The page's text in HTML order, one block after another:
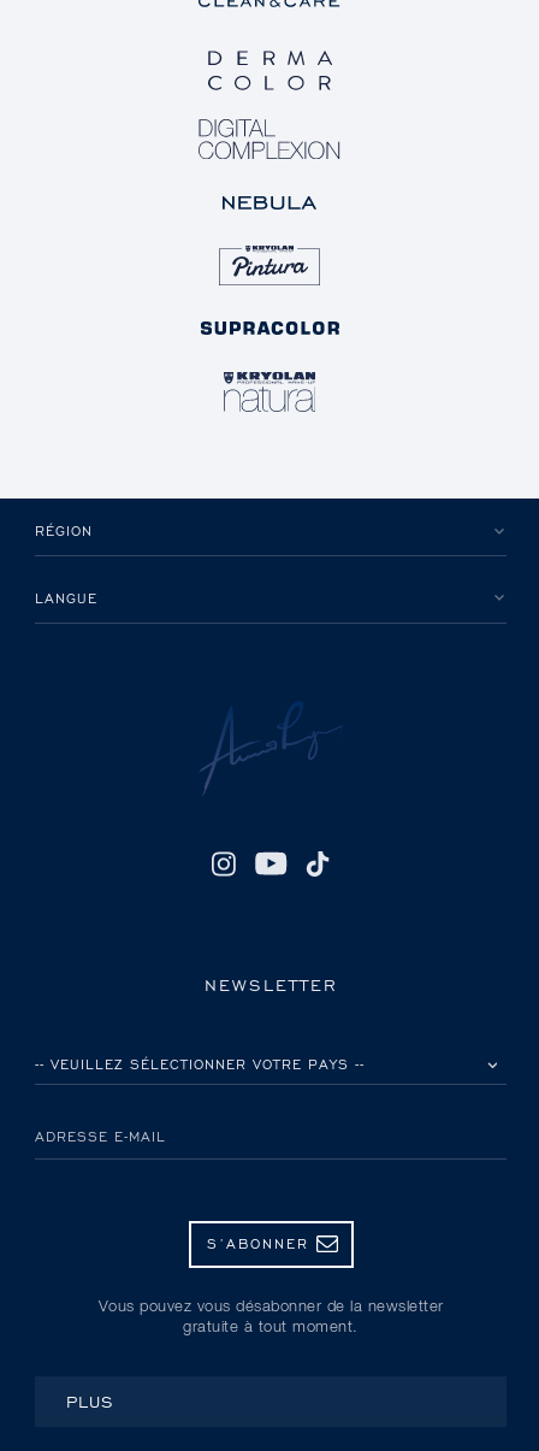
RÉGION
LANGUE
NEWSLETTER
VEUILLEZ SÉLECTIONNER VOTRE PAYS
ADRESSE E-MAIL
S’ABONNER
Vous pouvez vous désabonner de la newsletter
gratuite à tout moment.
PLUS